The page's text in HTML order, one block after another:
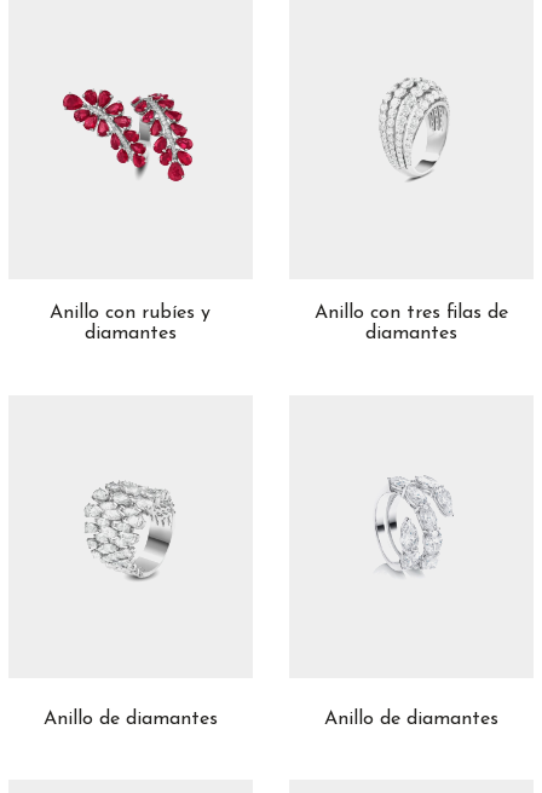
Anillo con rubíes y
diamantes
Anillo con tres filas de
diamantes
Anillo de diamantes Anillo de diamantes